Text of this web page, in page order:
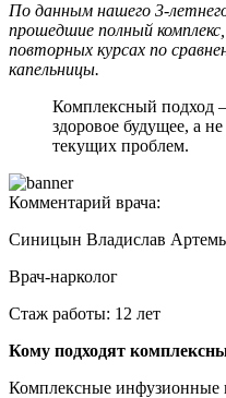
По данным нашего 3-
прошедшие полный
повторных курсах по
капельницы.
Комплексный подход
здоровое будущее, а
текущих проблем.
Комментарий врача:
Синицын Владислав
Врач-нарколог
Стаж работы: 12 лет
Кому подходят
Комплексные